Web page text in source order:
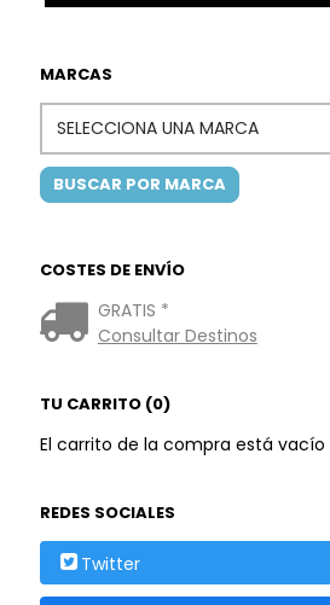
MARCAS
COSTES DE ENVÍO
GRATIS *
Consultar Destinos
TU CARRITO (0)
El carrito de la compra está vacío
REDES SOCIALES
Twitter